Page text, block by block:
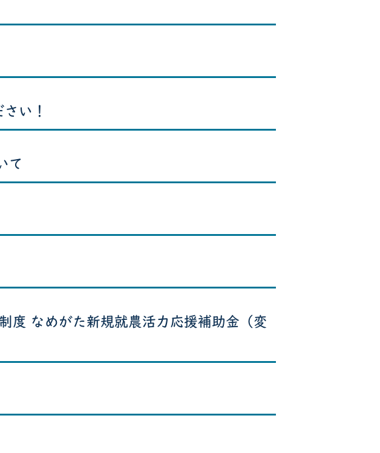
い！
て
度 なめがた新規就農活力応援補助金（変